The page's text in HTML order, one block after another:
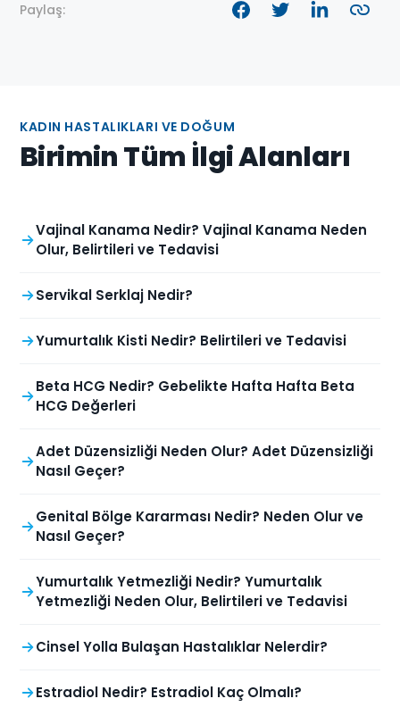
Paylaş:
KADIN HASTALIKLARI VE DOĞUM
Birimin Tüm İlgi Alanları
Vajinal Kanama Nedir? Vajinal Kanama Neden
Olur, Belirtileri ve Tedavisi
Servikal Serklaj Nedir?
Yumurtalık Kisti Nedir? Belirtileri ve Tedavisi
Beta HCG Nedir? Gebelikte Hafta Hafta Beta
HCG Değerleri
Adet Düzensizliği Neden Olur? Adet Düzensizliği
Nasıl Geçer?
Genital Bölge Kararması Nedir? Neden Olur ve
Nasıl Geçer?
Yumurtalık Yetmezliği Nedir? Yumurtalık
Yetmezliği Neden Olur, Belirtileri ve Tedavisi
Cinsel Yolla Bulaşan Hastalıklar Nelerdir?
Estradiol Nedir? Estradiol Kaç Olmalı?